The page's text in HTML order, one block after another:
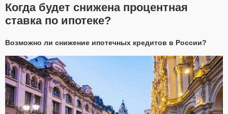
Когда будет снижена процентная
ставка по ипотеке?
Возможно ли снижение ипотечных кредитов в России?